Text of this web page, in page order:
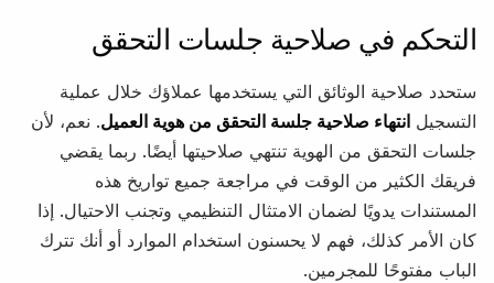
التحكم في صلاحية جلسات التحقق
ستحدد صلاحية الوثائق التي يستخدمها عملاؤك خلال عملية
التسجيل انتهاء صلاحية جلسة التحقق من هوية العميل. نعم، لأن
جلسات التحقق من الهوية تنتهي صلاحيتها أيضًا. ربما يقضي
فريقك الكثير من الوقت في مراجعة جميع تواريخ هذه
المستندات يدويًا لضمان الامتثال التنظيمي وتجنب الاحتيال. إذا
كان الأمر كذلك، فهم لا يحسنون استخدام الموارد أو أنك تترك
الباب مفتوحًا للمجرمين.